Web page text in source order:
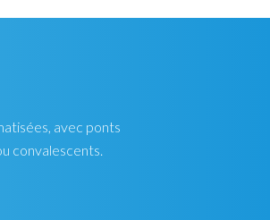
avec ponts
convalescents.